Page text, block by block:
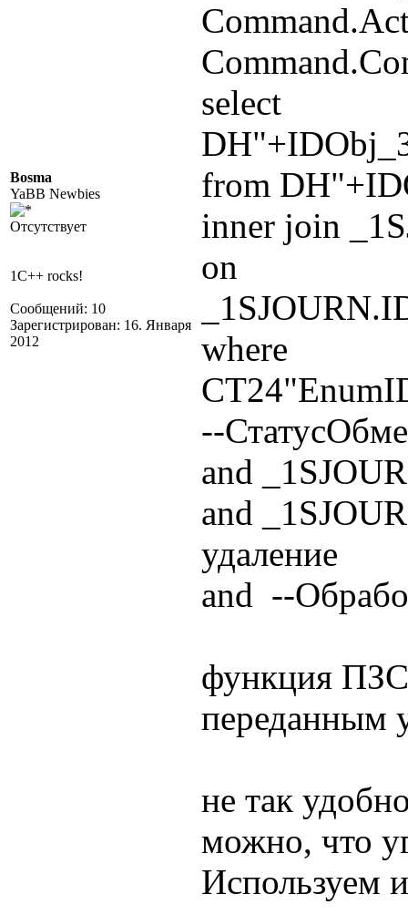
Bosma
YaBB Newbies
Отсутствует
1C++ rocks!
Сообщений: 10
Зарегистрирован: 16. Января
2012
select
from
inner join
on
where
--
and
and
удаление
and --
функция
переданным
не так
можно, что
Используем